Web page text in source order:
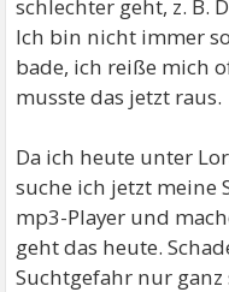
schlechter geht, z. B.
Ich bin nicht immer
bade, ich reiße mich
musste das jetzt raus.
Da ich heute unter
suche ich jetzt
mp3-Player und
geht das heute.
Suchtgefahr nur